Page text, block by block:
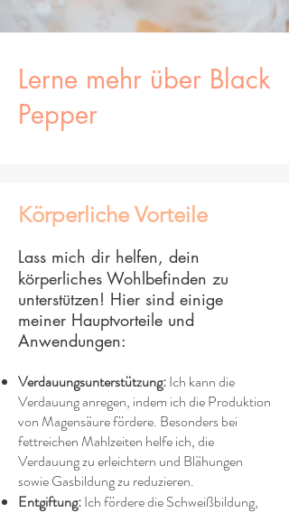
Lerne mehr über Black
Pepper
Körperliche Vorteile
Lass mich dir helfen, dein
körperliches Wohlbefinden zu
unterstützen! Hier sind einige
meiner Hauptvorteile und
Anwendungen:
Verdauungsunterstützung:Ich kann die
Verdauung anregen, indem ich die Produktion
von Magensäure fördere. Besonders bei
fettreichen Mahlzeiten helfe ich, die
Verdauung zu erleichtern und Blähungen
sowie Gasbildung zu reduzieren.
Entgiftung:Ich fördere die Schweißbildung,